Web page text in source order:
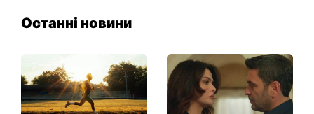
Останні новини